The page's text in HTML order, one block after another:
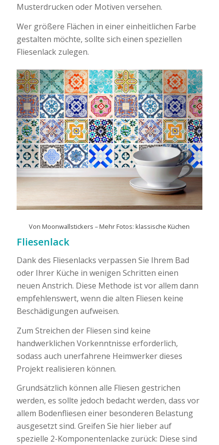
Musterdrucken oder Motiven versehen.
Wer größere Flächen in einer einheitlichen Farbe
gestalten möchte, sollte sich einen speziellen
Fliesenlack zulegen.
VonMoonwallstickers –Mehr Fotos: klassische Küchen
Fliesenlack
Dank des Fliesenlacks verpassen Sie Ihrem Bad
oder Ihrer Küche in wenigen Schritten einen
neuen Anstrich. Diese Methode ist vor allem dann
empfehlenswert, wenn die alten Fliesen keine
Beschädigungen aufweisen.
Zum Streichen der Fliesen sind keine
handwerklichen Vorkenntnisse erforderlich,
sodass auch unerfahrene Heimwerker dieses
Projekt realisieren können.
Grundsätzlich können alle Fliesen gestrichen
werden, es sollte jedoch bedacht werden, dass vor
allem Bodenfliesen einer besonderen Belastung
ausgesetzt sind. Greifen Sie hier lieber auf
spezielle 2-Komponentenlacke zurück: Diese sind